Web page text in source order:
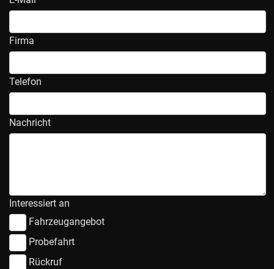
Firma
Telefon
Nachricht
Interessiert an
Fahrzeugangebot
Probefahrt
Rückruf